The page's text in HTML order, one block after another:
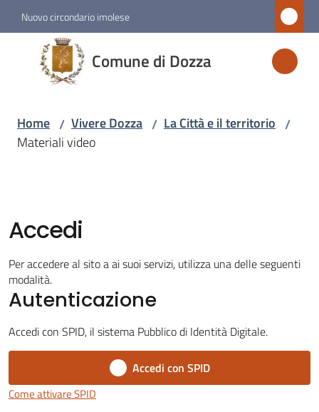
Vai al contenuto
Vai alla navigazione
Vai al footer
Nuovo circondario imolese
Comune di Dozza
Comune
di
Dozza
Servizi
Vivere
Dozza
Home / Vivere Dozza / La Città e il territorio /
Materiali video
Accedi
Per accedere al sito a ai suoi servizi, utilizza una delle seguenti
modalità.
Autenticazione
Accedi con SPID, il sistema Pubblico di Identità Digitale.
Accedi con SPID
Come attivare SPID